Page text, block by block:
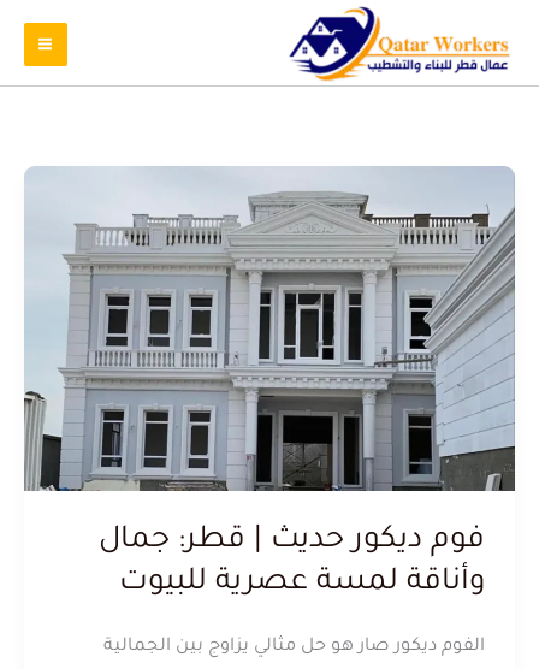
فوم ديكور حديث | قطر: جمال
وأناقة لمسة عصرية للبيوت
الفوم ديكور صار هو حل مثالي يزاوج بين الجمالية